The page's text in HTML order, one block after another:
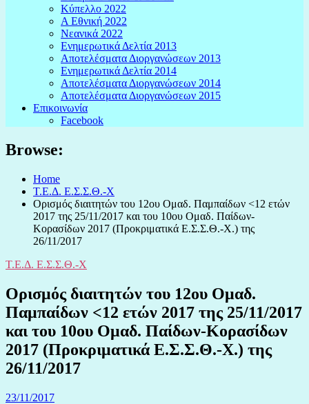
Κύπελλο 2022
Α Εθνική 2022
Νεανικά 2022
Ενημερωτικά Δελτία 2013
Αποτελέσματα Διοργανώσεων 2013
Ενημερωτικά Δελτία 2014
Αποτελέσματα Διοργανώσεων 2014
Αποτελέσματα Διοργανώσεων 2015
Επικοινωνία
Facebook
Browse:
Home
Τ.Ε.Δ. Ε.Σ.Σ.Θ.-Χ
Ορισμός διαιτητών του 12ου Ομαδ. Παμπαίδων <12 ετών
2017 της 25/11/2017 και του 10ου Ομαδ. Παίδων-
Κορασίδων 2017 (Προκριματικά Ε.Σ.Σ.Θ.-Χ.) της
26/11/2017
Τ.Ε.Δ. Ε.Σ.Σ.Θ.-Χ
Ορισμός διαιτητών του 12ου Ομαδ.
Παμπαίδων <12 ετών 2017 της 25/11/2017
και του 10ου Ομαδ. Παίδων-Κορασίδων
2017 (Προκριματικά Ε.Σ.Σ.Θ.-Χ.) της
26/11/2017
23/11/2017